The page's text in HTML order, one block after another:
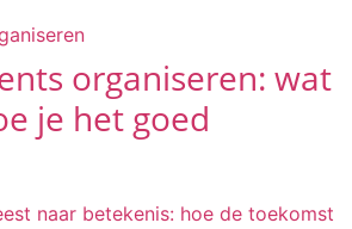
organiseren: wat
je het goed